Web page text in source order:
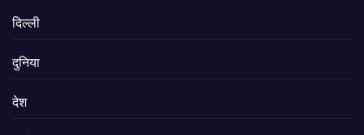
दिल्ली
दुनिया
देश